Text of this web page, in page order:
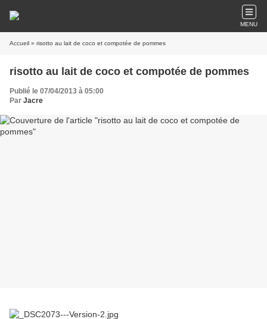
MENU
Accueil » risotto au lait de coco et compotée de pommes
risotto au lait de coco et compotée de pommes
Publié le 07/04/2013 à 05:00
Par Jacre